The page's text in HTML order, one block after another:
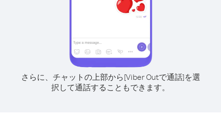
さらに、チャットの上部から[Viber Outで通話]を選
択して通話することもできます。